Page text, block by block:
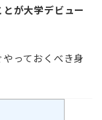
が大学デビュー
っておくべき身